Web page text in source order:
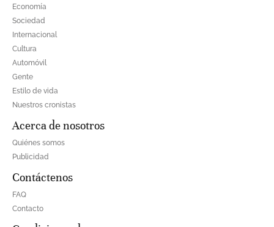
Economía
Sociedad
Internacional
Cultura
Automóvil
Gente
Estilo de vida
Nuestros cronistas
Acerca de nosotros
Quiénes somos
Publicidad
Contáctenos
FAQ
Contacto